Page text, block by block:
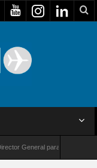
General para América Latina